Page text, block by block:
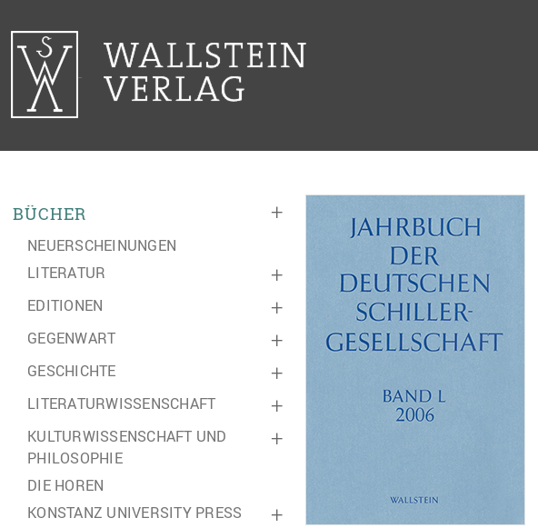
+
BÜCHER
NEUERSCHEINUNGEN
+
LITERATUR
+
EDITIONEN
+
GEGENWART
+
GESCHICHTE
+
LITERATURWISSENSCHAFT
+
KULTURWISSENSCHAFT UND
PHILOSOPHIE
DIE HOREN
+
KONSTANZ UNIVERSITY PRESS